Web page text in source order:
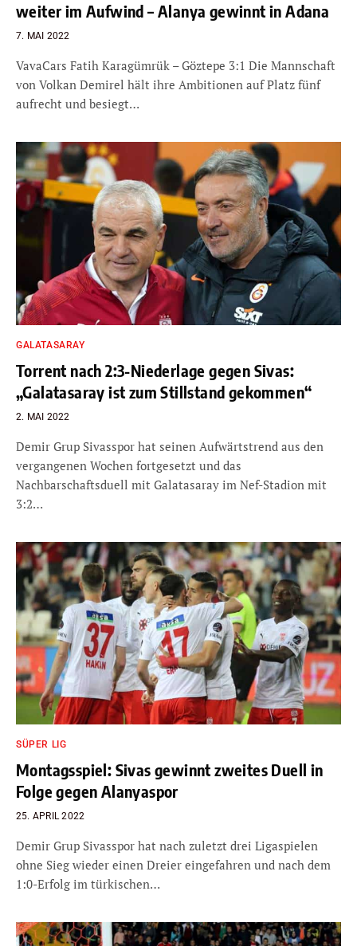
weiter im Aufwind – Alanya gewinnt in Adana
7. MAI 2022
VavaCars Fatih Karagümrük – Göztepe 3:1 Die Mannschaft
von Volkan Demirel hält ihre Ambitionen auf Platz fünf
aufrecht und besiegt…
GALATASARAY
Torrent nach 2:3-Niederlage gegen Sivas:
„Galatasaray ist zum Stillstand gekommen“
2. MAI 2022
Demir Grup Sivasspor hat seinen Aufwärtstrend aus den
vergangenen Wochen fortgesetzt und das
Nachbarschaftsduell mit Galatasaray im Nef-Stadion mit
3:2…
SÜPER LIG
Montagsspiel: Sivas gewinnt zweites Duell in
Folge gegen Alanyaspor
25. APRIL 2022
Demir Grup Sivasspor hat nach zuletzt drei Ligaspielen
ohne Sieg wieder einen Dreier eingefahren und nach dem
1:0-Erfolg im türkischen…